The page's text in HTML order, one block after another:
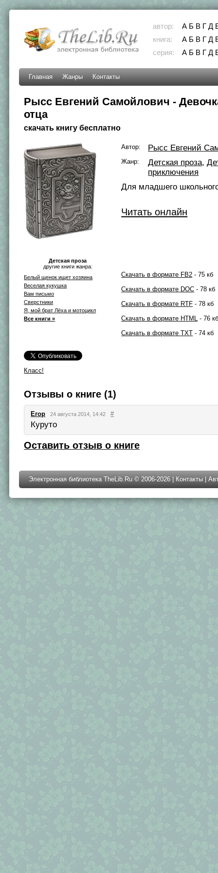
автор: А Б В Г Д
книга:
А Б В Г Д
серия:
А Б В Г Д
Главная Жанры Контакты
Рысс Евгений Самойлович -
отца
скачать книгу бесплатно
Детская проза
другие книги жанра:
Белый щенок ищет хозяина
Веселая кукушка
Вам письмо
Сверстники
Я, мой брат Лёха и мотоцикл
Все книги »
Класс!
Автор: Рысс Евгений
Жанр: Детская проза,
приключения
Для младшего
Читать онлайн
Скачать в формате FB2 - 75 кб
Скачать в формате DOC - 78 кб
Скачать в формате RTF - 78 кб
Скачать в формате HTML - 76
Скачать в формате TXT - 74 кб
Отзывы о книге (1)
Егор 24 августа 2014, 14:42 #
Куруто
Оставить отзыв о книге
Электронная библиотека TheLib.Ru © 2006-2026 | Контакты |